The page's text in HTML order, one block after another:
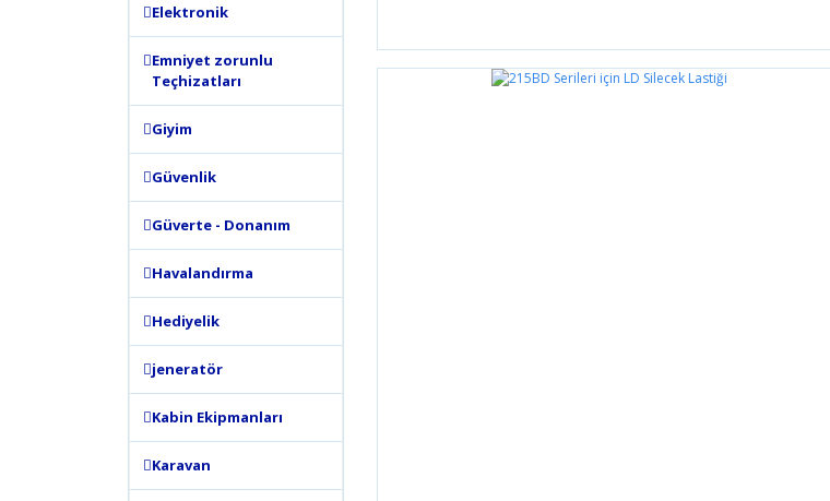
Elektronik
Emniyet zorunlu
Teçhizatları
Giyim
Güvenlik
Güverte - Donanım
Havalandırma
Hediyelik
jeneratör
Kabin Ekipmanları
Karavan